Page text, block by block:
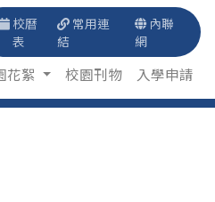
校曆
表
常用連
結
內聯
網
花絮 校園刊物 入學申請